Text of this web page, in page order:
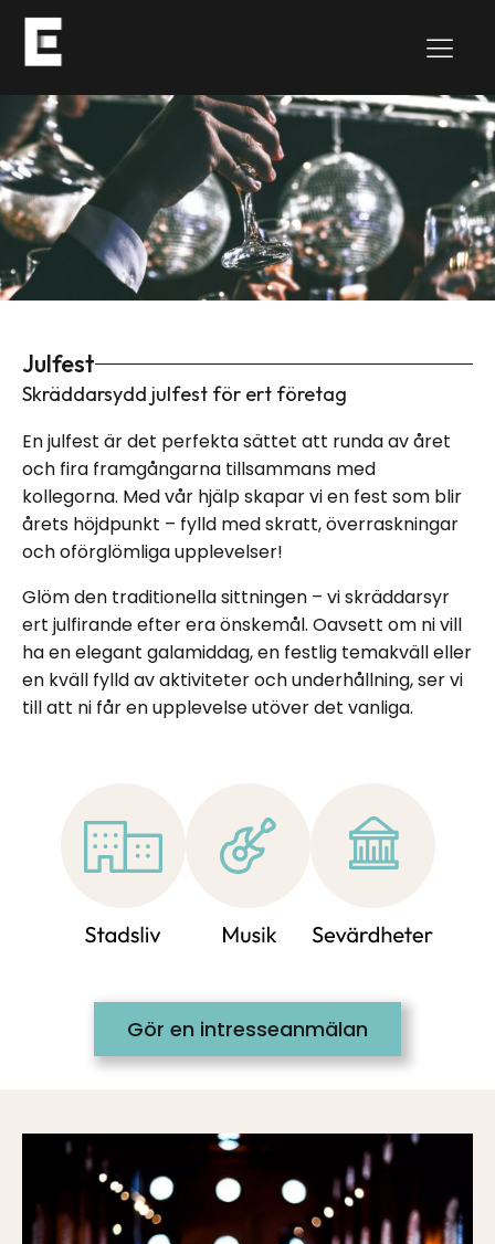
Julfest
Skräddarsydd julfest för ert företag
En julfest är det perfekta sättet att runda av året
och fira framgångarna tillsammans med
kollegorna. Med vår hjälp skapar vi en fest som blir
årets höjdpunkt – fylld med skratt, överraskningar
och oförglömliga upplevelser!
Glöm den traditionella sittningen – vi skräddarsyr
ert julfirande efter era önskemål. Oavsett om ni vill
ha en elegant galamiddag, en festlig temakväll eller
en kväll fylld av aktiviteter och underhållning, ser vi
till att ni får en upplevelse utöver det vanliga.
Gör en intresseanmälan